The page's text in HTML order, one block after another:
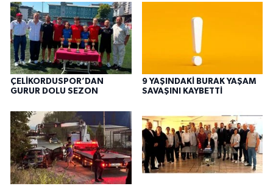
ÇELİKORDUSPOR’DAN
GURUR DOLU SEZON
9 YAŞINDAKİ BURAK YAŞAM
SAVAŞINI KAYBETTİ